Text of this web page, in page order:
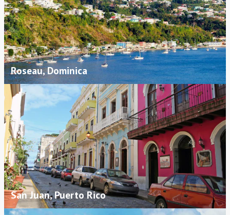
Roseau, Dominica
San Juan, Puerto Rico